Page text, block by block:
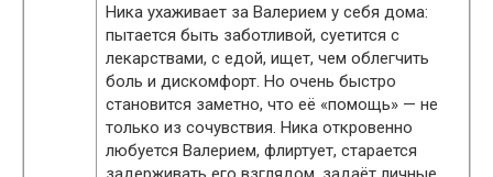
Ника ухаживает за Валерием у себя дома:
пытается быть заботливой, суетится с
лекарствами, с едой, ищет, чем облегчить
боль и дискомфорт. Но очень быстро
становится заметно, что её «помощь» — не
только из сочувствия. Ника откровенно
любуется Валерием, флиртует, старается